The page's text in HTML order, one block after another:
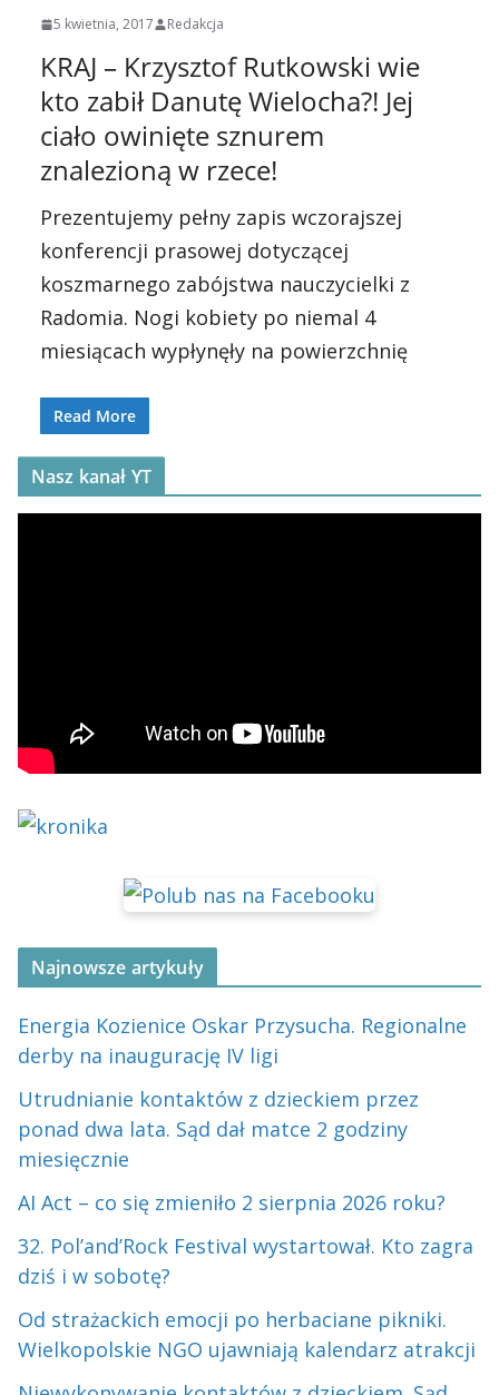
5 kwietnia, 2017 Redakcja
KRAJ – Krzysztof Rutkowski wie
kto zabił Danutę Wielocha?! Jej
ciało owinięte sznurem
znalezioną w rzece!
Prezentujemy pełny zapis wczorajszej
konferencji prasowej dotyczącej
koszmarnego zabójstwa nauczycielki z
Radomia. Nogi kobiety po niemal 4
miesiącach wypłynęły na powierzchnię
Read More
Nasz kanał YT
Najnowsze artykuły
Energia Kozienice Oskar Przysucha. Regionalne
derby na inaugurację IV ligi
Utrudnianie kontaktów z dzieckiem przez
ponad dwa lata. Sąd dał matce 2 godziny
miesięcznie
AI Act – co się zmieniło 2 sierpnia 2026 roku?
32. Pol’and’Rock Festival wystartował. Kto zagra
dziś i w sobotę?
Od strażackich emocji po herbaciane pikniki.
Wielkopolskie NGO ujawniają kalendarz atrakcji